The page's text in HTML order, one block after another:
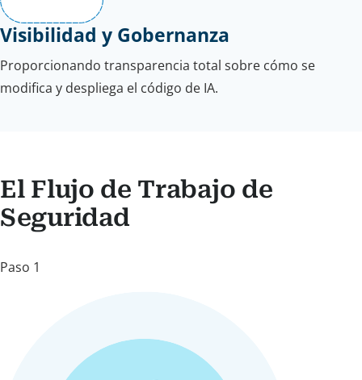
Visibilidad y Gobernanza
Proporcionando transparencia total sobre cómo se
modifica y despliega el código de IA.
El Flujo de Trabajo de
Seguridad
Paso 1